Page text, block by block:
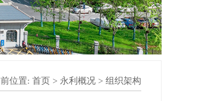
位置: 首页 > 永利概况 > 组织架构